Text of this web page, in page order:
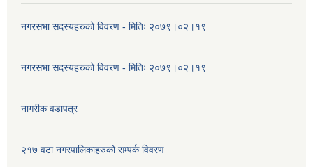
नगरसभा सदस्यहरुको विवरण - मितिः २०७९।०२।१९
नगरसभा सदस्यहरुको विवरण - मितिः २०७९।०२।१९
नागरीक वडापत्र
२१७ वटा नगरपालिकाहरुको सम्पर्क विवरण